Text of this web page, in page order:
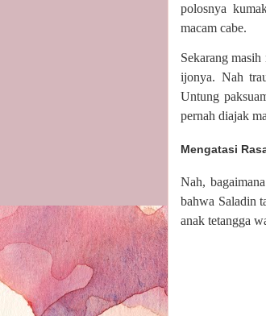
polosnya
macam cabe.
Sekarang
ijonya. Nah
Untung
pernah diajak
Mengatasi
Nah,
bahwa Saladin
anak tetangga